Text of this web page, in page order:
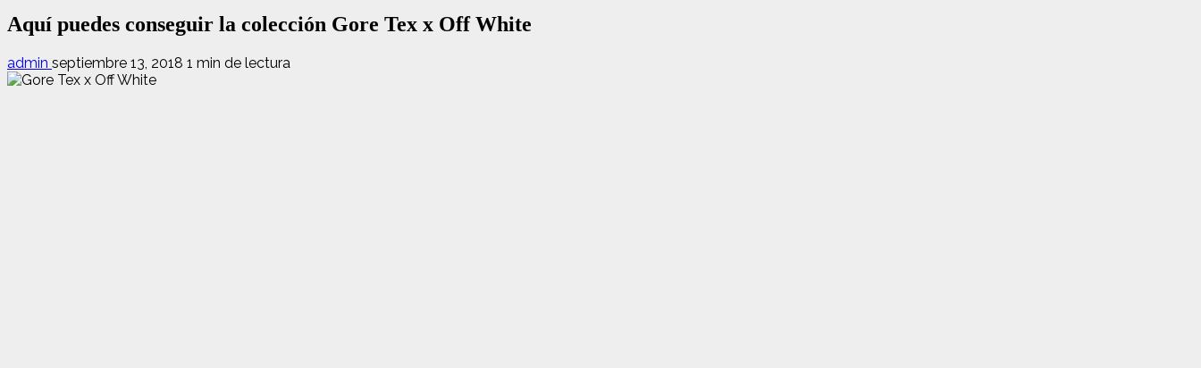
Aquí puedes conseguir la colección Gore Tex x Off White
admin septiembre 13, 2018 1 min de lectura